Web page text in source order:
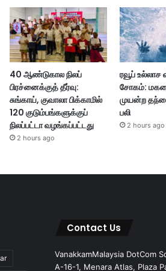
40 ஆண்டுகால நிலப்
பிரச்னைக்குத் தீர்வு:
சுங்காய், குவாலா பிக்காமில்
120 குடும்பங்களுக்குப்
நிலப்பட்டா வழங்கப்பட்டது
2 hours ago
ரவூப் உல்லாச
சோகம்:
முயன்ற
பலி
2 hours ago
Contact Us
VanakkamMalaysia DotCom
A-16-1, Menara Atlas, Plaza